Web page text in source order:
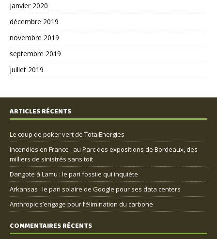
janvier 2020
décembre 2019
novembre 2019
septembre 2019
juillet 2019
ARTICLES RÉCENTS
Le coup de poker vert de TotalEnergies
Incendies en France : au Parc des expositions de Bordeaux, des
milliers de sinistrés sans toit
Dangote à Lamu : le pari fossile qui inquiète
Arkansas : le pari solaire de Google pour ses data centers
Anthropic s’engage pour l’élimination du carbone
COMMENTAIRES RÉCENTS